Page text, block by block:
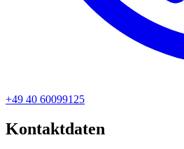
+49 40 60099125
Kontaktdaten